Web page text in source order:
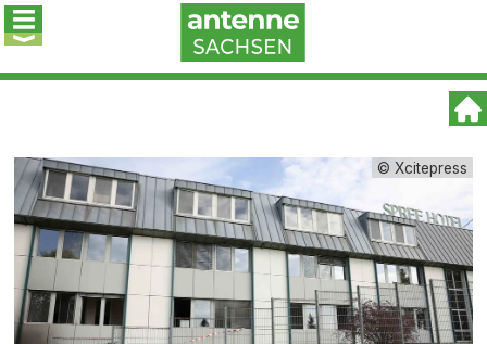
© Xcitepress